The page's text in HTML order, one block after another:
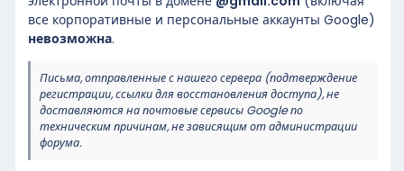
все корпоративные и персональные аккаунты Google)
невозможна.
Письма, отправленные с нашего сервера (подтверждение
регистрации, ссылки для восстановления доступа), не
доставляются на почтовые сервисы Google по
техническим причинам, не зависящим от администрации
форума.